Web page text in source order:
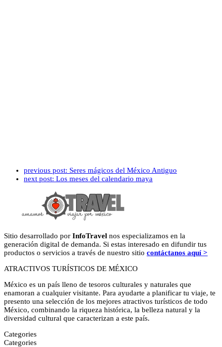
previous post: Seres mágicos del México Antiguo
next post: Los meses del calendario maya
Sitio desarrollado por InfoTravel nos especializamos en la
generación digital de demanda. Si estas interesado en difundir tus
productos o servicios a través de nuestro sitio contáctanos aquí >
ATRACTIVOS TURÍSTICOS DE MÉXICO
México es un país lleno de tesoros culturales y naturales que
enamoran a cualquier visitante. Para ayudarte a planificar tu viaje, te
presento una selección de los mejores atractivos turísticos de todo
México, combinando la riqueza histórica, la belleza natural y la
diversidad cultural que caracterizan a este país.
Categories
Categories